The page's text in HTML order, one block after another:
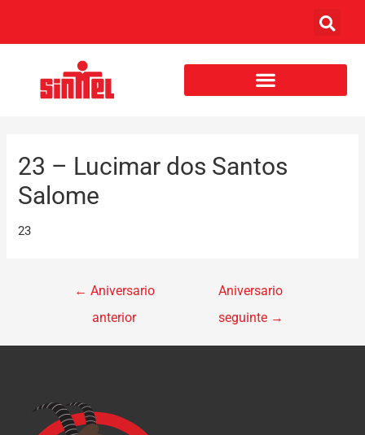
23 – Lucimar dos Santos
Salome
23
← Aniversario
anterior
Aniversario
seguinte →